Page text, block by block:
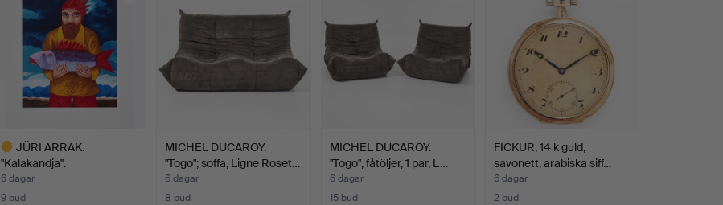
JÜRI ARRAK.
"Kalakandja".
6 dagar
9 bud
MICHEL DUCAROY.
"Togo"; soffa, Ligne Roset…
6 dagar
8 bud
MICHEL DUCAROY.
"Togo", fåtöljer, 1 par, L…
6 dagar
15 bud
FICKUR, 14 k guld,
savonett, arabiska siff…
6 dagar
2 bud